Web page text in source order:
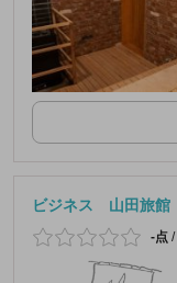
ビジネス 山田旅館
-点 /